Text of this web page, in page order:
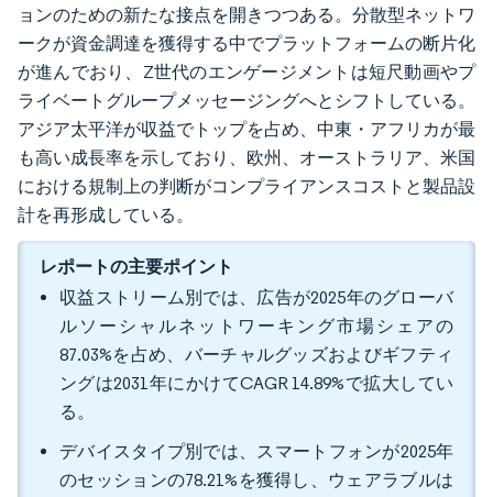
ョンのための新たな接点を開きつつある。分散型ネットワ
ークが資金調達を獲得する中でプラットフォームの断片化
が進んでおり、Z世代のエンゲージメントは短尺動画やプ
ライベートグループメッセージングへとシフトしている。
アジア太平洋が収益でトップを占め、中東・アフリカが最
も高い成長率を示しており、欧州、オーストラリア、米国
における規制上の判断がコンプライアンスコストと製品設
計を再形成している。
レポートの主要ポイント
収益ストリーム別では、広告が2025年のグローバ
ルソーシャルネットワーキング市場シェアの
87.03%を占め、バーチャルグッズおよびギフティ
ングは2031年にかけてCAGR 14.89%で拡大してい
る。
デバイスタイプ別では、スマートフォンが2025年
のセッションの78.21%を獲得し、ウェアラブルは